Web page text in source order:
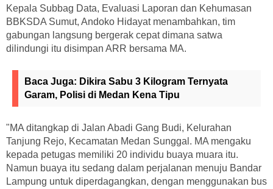
Kepala Subbag Data, Evaluasi Laporan dan Kehumasan
BBKSDA Sumut, Andoko Hidayat menambahkan, tim
gabungan langsung bergerak cepat dimana satwa
dilindungi itu disimpan ARR bersama MA.
Baca Juga: Dikira Sabu 3 Kilogram Ternyata
Garam, Polisi di Medan Kena Tipu
"MA ditangkap di Jalan Abadi Gang Budi, Kelurahan
Tanjung Rejo, Kecamatan Medan Sunggal. MA mengaku
kepada petugas memiliki 20 individu buaya muara itu.
Namun buaya itu sedang dalam perjalanan menuju Bandar
Lampung untuk diperdagangkan, dengan menggunakan bus